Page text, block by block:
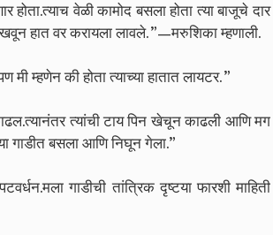
वेळी कामोद बसला होता त्या बाजूचे दार
हात वर करायला लावले. ”—मरुशिका म्हणाली.
मी म्हणेन की होता त्याच्या हातात लायटर. ”
त्यांची टाय पिन खेचून काढली आणि मग
गाडीत बसला आणि निघून गेला.”
गाडीची तांत्रिक दृष्टया फारशी माहिती